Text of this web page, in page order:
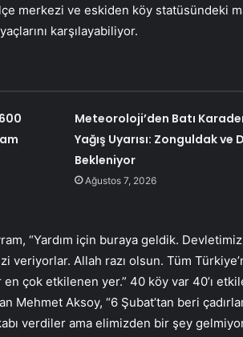
merkezi ve eskiden köy statüsündeki
karşılayabiliyor.
Meteoroloji’den Batı
Yağış Uyarısı: Zonguldak ve
Bekleniyor
Ağustos 7, 2026
“Yardım için buraya geldik.
veriyorlar. Allah razı olsun. Tüm
çok etkilenen yer.” 40 köy var 40’ı
Mehmet Aksoy, “6 Şubat’tan beri
verdiler ama elimizden bir şey